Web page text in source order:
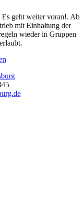
geht weiter voran!. Ab
mit Einhaltung der
wieder in Gruppen